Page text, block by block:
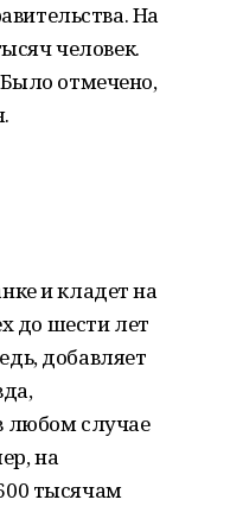
На
человек.
отмечено,
и кладет на
до шести лет
добавляет
любом случае
на
тысячам